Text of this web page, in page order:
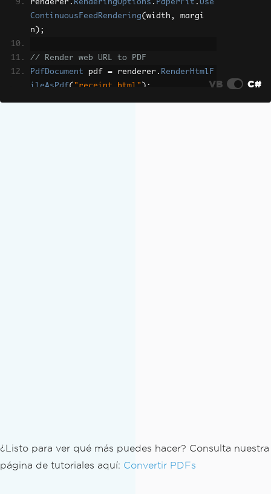
renderer . RenderingOptions . PaperFit . Use
ContinuousFeedRendering( width ,
margi
n );
// Render web URL to PDF
PdfDocument pdf = renderer . RenderHtmlF
ileAsPdf( "receipt.html" ); VB C#
¿Listo para ver qué más puedes hacer? Consulta nuestra
página de tutoriales aquí: Convertir PDFs